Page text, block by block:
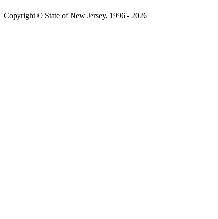
Copyright © State of New Jersey, 1996 -​​​​‌ ‍ ​‍​‍‌‍ ‌ ​‍‌‍‍‌‌‍‌ ‌‍‍‌‌‍ ‍​‍​‍​ ‍‍​‍​‍‌ ​ ‌‍​‌‌‍ ‍‌‍‍‌‌ ‌​‌ ‍‌​‍ ‍‌‍‍‌‌‍ ​‍​‍​‍ ​​‍​‍‌‍‍​‌ ​‍‌‍‌‌‌‍‌‍​‍​‍​ ‍‍​‍​‍‌‍‍​‌ ‌​‌ ‌​‌ ​​​ ‍‍​‍ ​‍ ‌‍ ​‌‍ ‌‍​ ‌‍​‌‌‍ ​‌‍‍​‌‍ ‌ ​ ‌ ‌​​ ‍‍​ ​ ​ ​ ​ ​ ​ ​ ​‍ ‌‍‍‌‌‍ ‍‌ ‌​‌‍‌‌‌‍ ‍‌ ‌​​‍ ‌‍‌‌‌‍‌​‌‍‍‌‌ ‌​​‍ ‌‍ ‌‌‍ ‌‍‌​‌‍‌‌​ ‌‌ ​​‌ ​‍‌‍‌‌‌ ​ ‌‍‌‌‌‍ ‍‌ ‌​‌‍​‌‌ ‌​‌‍‍‌‌‍ ‌‍ ‍​ ‍ ‌‍‍‌‌‍‌​​ ‌‌‍ ‍‌‍‍‍‌​‌ ‌‍ ‌ ‌‍‌​ ​‌‍​‌‌ ‍‌‌‍ ‌ ‌‌‌ ‌​​ ‍ ‌ ‌​‌ ‍‌‌ ​​‌‍‌‌​ ‌‌‍ ‍‌‍‍‍‌‍ ​‌‍​‌‌ ‍‌‌‍ ‌ ‌‌‌ ‌​​ ‍ ‌ ​​‌‍​‌‌ ‌​‌‍‍​​ ‌‌‍‌‍‌‍ ‌‍ ‌ ‌​‌‍‌‌‌ ​‍​‍ ‍‌‍ ​‌‍‌‌‌‍‌ ‌‍​‌‌‍ ​​ ‌‍​‍‌‍​‌‌ ​ ‌‍‌‌‌‌‌‌‌ ​‍‌‍ ​​ ‌‌‍‍​‌ ‌​‌ ‌​‌ ​​​‍‌‌​ ​ ‌​​‌​‍‌‌​ ​‍‌​‌‍​‍‌‌​ ​‍‌​‌‍‌‍ ​‌‍ ‌‍​ ‌‍​‌‌‍ ​‌‍‍​‌‍ ‌ ​ ‌ ‌​​‍‌‌​ ​ ‌​​‌​ ​ ​ ​ ​ ​ ​ ​ ​‍‌‍‌‍‍‌‌‍‌​​ ‌‌‍ ‍‌‍‍‍‌​‌ ‌‍ ‌ ‌‍‌​ ​‌‍​‌‌ ‍‌‌‍ ‌ ‌‌‌ ‌​​‍‌‍‌ ‌​‌ ‍‌‌ ​​‌‍‌‌​ ‌‌‍ ‍‌‍‍‍‌‍ ​‌‍​‌‌ ‍‌‌‍ ‌ ‌‌‌ ‌​​‍‌‍‌ ​​‌‍​‌‌ ‌​‌‍‍​​ ‌‌‍‌‍‌‍ ‌‍ ‌ ‌​‌‍‌‌‌ ​‍​‍ ‍‌‍ ​‌‍‌‌‌‍‌ ‌‍​‌‌‍ ​​‍‌‍‌ ​​‌‍‌‌‌ ​‍‌ ​ ‌ ​​‌‍‌‌‌‍​ ‌ ‌​‌‍‍‌‌ ‌‍‌‍‌‌​ ‌‌ ​​‌ ‌‌‌‍​‍‌‍ ​‌‍‍‌‌ ​ ‌‍‍​‌‍‌‌‌‍‌​​‍​‍‌ ‌ 2026